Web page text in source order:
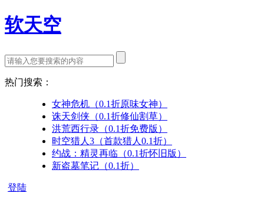
软天空
热门搜索：
女神危机（0.1折原味女神）
诛天剑侠（0.1折修仙割草）
洪荒西行录（0.1折免费版）
时空猎人3（首款猎人0.1折）
约战：精灵再临（0.1折怀旧版）
新盗墓笔记（0.1折）
登陆